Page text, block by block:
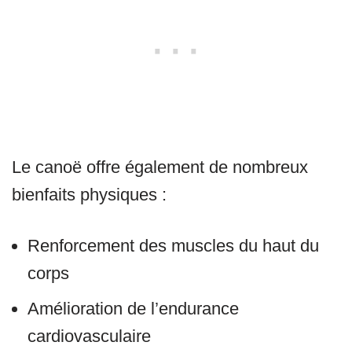
Le canoë offre également de nombreux
bienfaits physiques :
Renforcement des muscles du haut du
corps
Amélioration de l’endurance
cardiovasculaire